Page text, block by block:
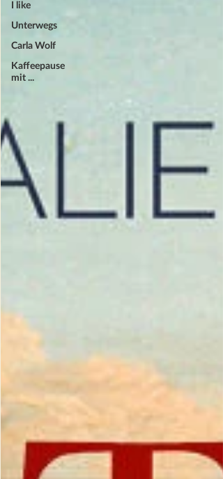
I like
Unterwegs
Carla Wolf
Kaffeepause
mit ...